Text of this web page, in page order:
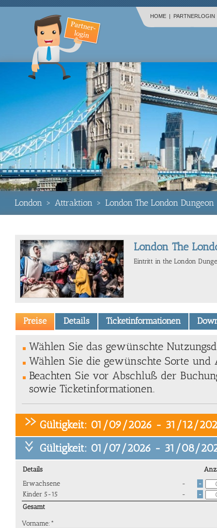
HOME | PARTNERLOGIN
London > Attraktion > London The London Dungeon
London The
Eintritt in the London
Preise Details Ticketinformationen
Wählen Sie das gewünschte
Wählen Sie die gewünschte Sorte und
Beachten Sie vor Abschluß der
sowie Ticketinformationen.
Gültigkeit: 01/09/2026 - 31/12/
Gültigkeit: 01/07/2026 - 31/08/
Details
Erwachsene
- -
Kinder 5-15 - -
Gesamt
Vorname:*